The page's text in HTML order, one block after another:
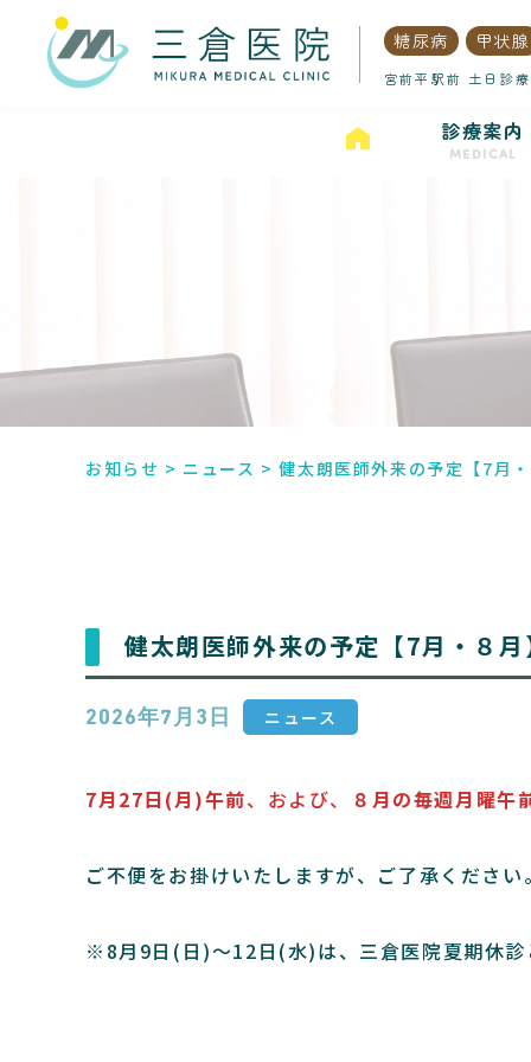
糖尿病 甲状腺
宮前平駅前 土日診
診療案内
MEDICAL
お知らせ > ニュース >健太朗医師外来の予定【7月
健太朗医師外来の予定【7月・８月
2026年7月3日 ニュース
7月27日(月)午前、および、 ８月の毎週月曜午
ご不便をお掛けいたしますが、ご了承ください
※8月9日(日)～12日(水)は、三倉医院夏期休診